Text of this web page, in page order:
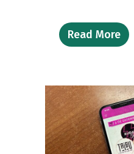
Read More